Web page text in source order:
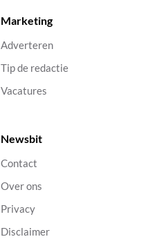
Marketing
Adverteren
Tip de redactie
Vacatures
Newsbit
Contact
Over ons
Privacy
Disclaimer